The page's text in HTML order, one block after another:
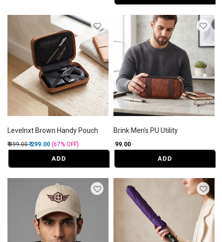
Levelnxt Brown Handy Pouch
Price reduced from
₹ 899.00to
₹ 299.00 (67% OFF)
ADD
Brink Men's PU Utility
₹ 99.00
ADD